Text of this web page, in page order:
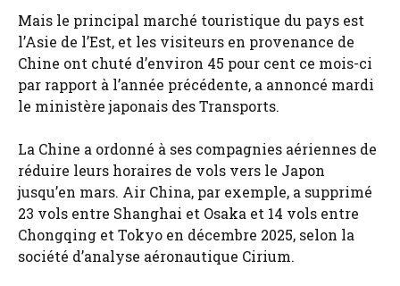
Mais le principal marché touristique du pays est
l’Asie de l’Est, et les visiteurs en provenance de
Chine ont chuté d’environ 45 pour cent ce mois-ci
par rapport à l’année précédente, a annoncé mardi
le ministère japonais des Transports.
La Chine a ordonné à ses compagnies aériennes de
réduire leurs horaires de vols vers le Japon
jusqu’en mars. Air China, par exemple, a supprimé
23 vols entre Shanghai et Osaka et 14 vols entre
Chongqing et Tokyo en décembre 2025, selon la
société d’analyse aéronautique Cirium.